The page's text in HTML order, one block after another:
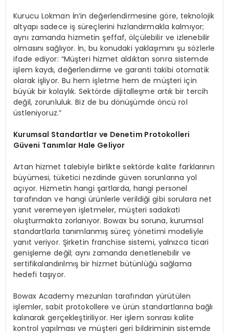
Kurucu Lokman İn’in değerlendirmesine göre, teknolojik
altyapı sadece iş süreçlerini hızlandırmakla kalmıyor;
aynı zamanda hizmetin şeffaf, ölçülebilir ve izlenebilir
olmasını sağlıyor. İn, bu konudaki yaklaşımını şu sözlerle
ifade ediyor: “Müşteri hizmet aldıktan sonra sistemde
işlem kaydı, değerlendirme ve garanti takibi otomatik
olarak işliyor. Bu hem işletme hem de müşteri için
büyük bir kolaylık. Sektörde dijitalleşme artık bir tercih
değil, zorunluluk. Biz de bu dönüşümde öncü rol
üstleniyoruz.”
Kurumsal Standartlar ve Denetim Protokolleri
Güveni Tanımlar Hale Geliyor
Artan hizmet talebiyle birlikte sektörde kalite farklarının
büyümesi, tüketici nezdinde güven sorunlarına yol
açıyor. Hizmetin hangi şartlarda, hangi personel
tarafından ve hangi ürünlerle verildiği gibi sorulara net
yanıt veremeyen işletmeler, müşteri sadakati
oluşturmakta zorlanıyor. Bowax bu soruna, kurumsal
standartlarla tanımlanmış süreç yönetimi modeliyle
yanıt veriyor. Şirketin franchise sistemi, yalnızca ticari
genişleme değil; aynı zamanda denetlenebilir ve
sertifikalandırılmış bir hizmet bütünlüğü sağlama
hedefi taşıyor.
Bowax Academy mezunları tarafından yürütülen
işlemler, sabit protokollere ve ürün standartlarına bağlı
kalınarak gerçekleştiriliyor. Her işlem sonrası kalite
kontrol yapılması ve müşteri geri bildiriminin sistemde